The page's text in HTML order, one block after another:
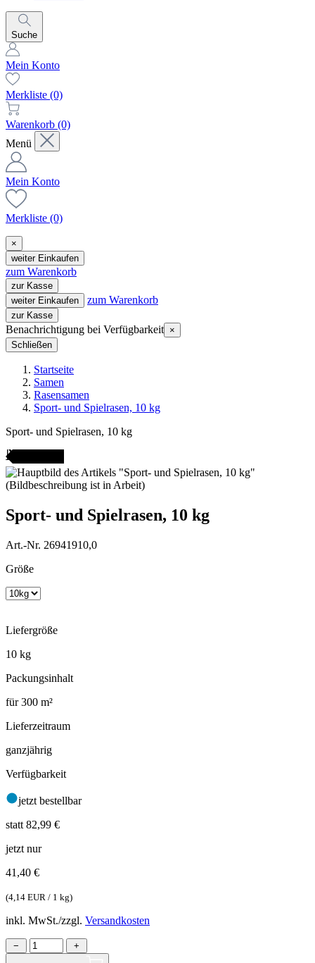
Suche
Mein Konto
Merkliste (0)
Warenkorb (0)
Menü
Mein Konto
Merkliste (0)
×
weiter Einkaufen
zum Warenkorb
zur Kasse
weiter Einkaufen
zum Warenkorb
zur Kasse
Benachrichtigung bei Verfügbarkeit ×
Schließen
Startseite
Samen
Rasensamen
Sport- und Spielrasen, 10 kg
Sport- und Spielrasen, 10 kg
Sport- und Spielrasen, 10 kg
Art.-Nr. 26941910,0
Größe
Liefergröße
10 kg
Packungsinhalt
für 300 m²
Lieferzeitraum
ganzjährig
Verfügbarkeit
jetzt bestellbar
statt 82,99 €
jetzt nur
41,40 €
(4,14 EUR / 1 kg)
inkl. MwSt./zzgl. Versandkosten
− +